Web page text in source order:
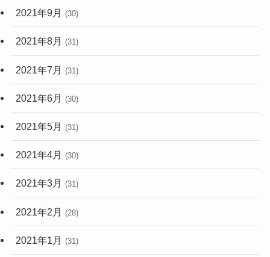
2021年9月 (30)
2021年8月 (31)
2021年7月 (31)
2021年6月 (30)
2021年5月 (31)
2021年4月 (30)
2021年3月 (31)
2021年2月 (28)
2021年1月 (31)